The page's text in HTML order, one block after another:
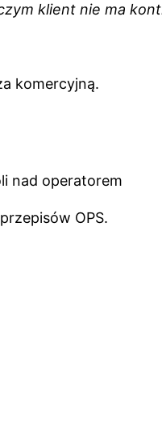
klient nie ma
komercyjną.
nad operatorem
OPS.